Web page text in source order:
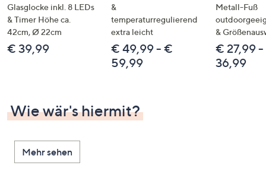
Glasglocke inkl. 8 LEDs
& Timer Höhe ca.
42cm, Ø 22cm
€ 39,99
&
temperaturregulierend
extra leicht
€ 49,99 - €
59,99
Metall-Fuß
&
€ 27,99
36,99
Wie wär's hiermit?
Mehr sehen